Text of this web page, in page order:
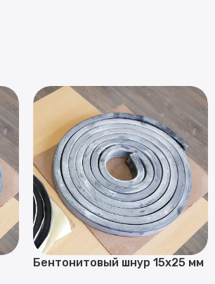
Бентонитовый шнур 15х25 мм